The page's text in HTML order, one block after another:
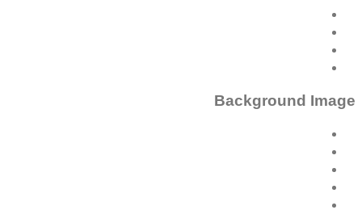
Background Image